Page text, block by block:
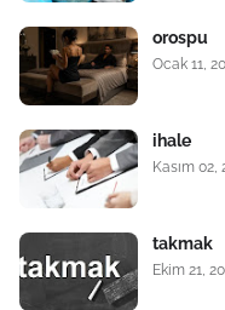
orospu
Ocak 11,
ihale
Kasım 02,
takmak
Ekim 21,